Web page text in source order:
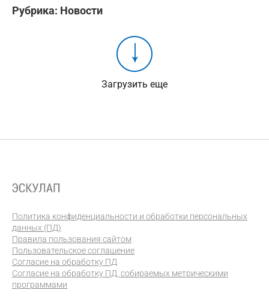
Рубрика: Новости
Загрузить еще
Политика конфиденциальности и обработки персональных
данных (ПД)
Правила пользования сайтом
Пользовательское соглашение
Согласие на обработку ПД
Согласие на обработку ПД, собираемых метрическими
программами